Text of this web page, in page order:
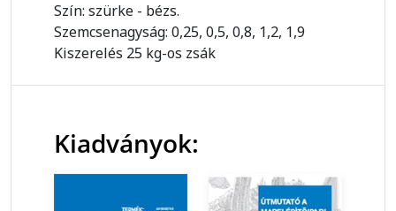
Szín: szürke - bézs.
Szemcsenagyság: 0,25, 0,5, 0,8, 1,2, 1,9
Kiszerelés 25 kg-os zsák
Kiadványok: